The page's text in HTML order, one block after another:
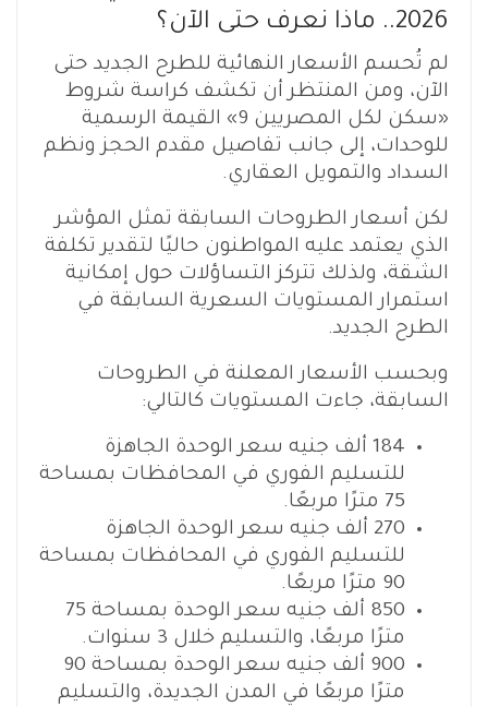
2026.. ماذا نعرف حتى الآن؟
لم تُحسم الأسعار النهائية للطرح الجديد حتى
الآن، ومن المنتظر أن تكشف كراسة شروط
«سكن لكل المصريين 9» القيمة الرسمية
للوحدات، إلى جانب تفاصيل مقدم الحجز ونظم
السداد والتمويل العقاري.
لكن أسعار الطروحات السابقة تمثل المؤشر
الذي يعتمد عليه المواطنون حاليًا لتقدير تكلفة
الشقة، ولذلك تتركز التساؤلات حول إمكانية
استمرار المستويات السعرية السابقة في
الطرح الجديد.
وبحسب الأسعار المعلنة في الطروحات
السابقة، جاءت المستويات كالتالي:
184 ألف جنيه سعر الوحدة الجاهزة
للتسليم الفوري في المحافظات بمساحة
75 مترًا مربعًا.
270 ألف جنيه سعر الوحدة الجاهزة
للتسليم الفوري في المحافظات بمساحة
90 مترًا مربعًا.
850 ألف جنيه سعر الوحدة بمساحة 75
مترًا مربعًا، والتسليم خلال 3 سنوات.
900 ألف جنيه سعر الوحدة بمساحة 90
مترًا مربعًا في المدن الجديدة، والتسليم